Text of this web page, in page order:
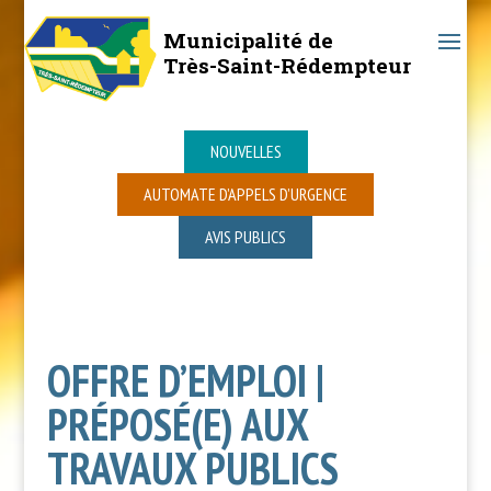
Municipalité de
Très-Saint-Rédempteur
NOUVELLES
AUTOMATE D’APPELS D’URGENCE
AVIS PUBLICS
OFFRE D’EMPLOI |
PRÉPOSÉ(E) AUX
TRAVAUX PUBLICS